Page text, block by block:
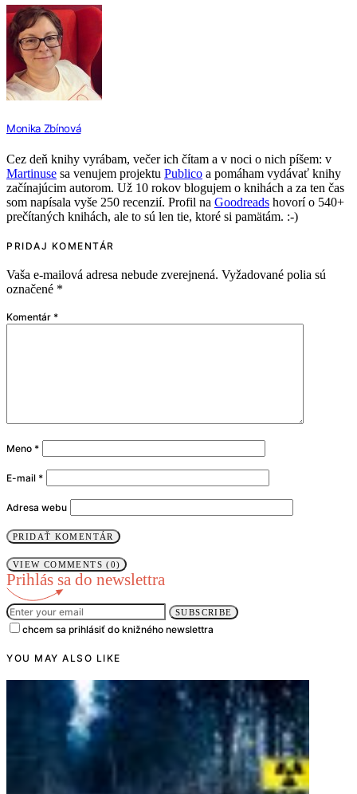
Monika Zbínová
Cez deň knihy vyrábam, večer ich čítam a v noci o nich píšem: v
Martinuse sa venujem projektu Publico a pomáham vydávať knihy
začínajúcim autorom. Už 10 rokov blogujem o knihách a za ten čas
som napísala vyše 250 recenzií. Profil na Goodreads hovorí o 540+
prečítaných knihách, ale to sú len tie, ktoré si pamätám. :-)
PRIDAJ KOMENTÁR
Vaša e-mailová adresa nebude zverejnená. Vyžadované polia sú
označené *
Komentár *
Meno *
E-mail *
Adresa webu
VIEW COMMENTS (0)
Prihlás sa do newslettra
SUBSCRIBE
chcem sa prihlásiť do knižného newslettra
YOU MAY ALSO LIKE